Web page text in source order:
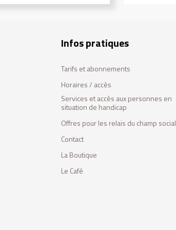
Infos pratiques
Tarifs et abonnements
Horaires / accès
Services et accès aux personnes en
situation de handicap
Offres pour les relais du champ social
Contact
La Boutique
Le Café